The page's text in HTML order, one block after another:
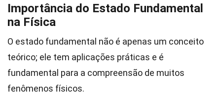
Importância do Estado Fundamental
na Física
O estado fundamental não é apenas um conceito
teórico; ele tem aplicações práticas e é
fundamental para a compreensão de muitos
fenômenos físicos.